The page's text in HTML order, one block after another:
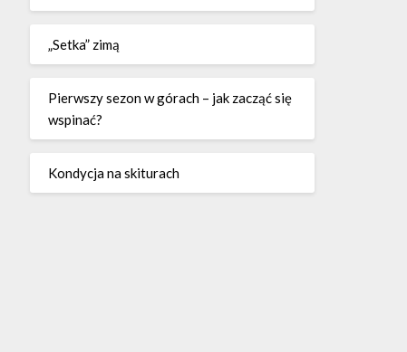
„Setka” zimą
Pierwszy sezon w górach – jak zacząć się
wspinać?
Kondycja na skiturach